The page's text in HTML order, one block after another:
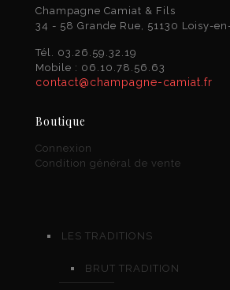
Champagne Camiat & Fils
34 - 58 Grande Rue, 51130 Loisy-
Tél. 03.26.59.32.19
Mobile : 06.10.78.56.63
contact@champagne-camiat.fr
Boutique
Connexion
Condition général de vente
LES TRADITIONS
BRUT TRADITION